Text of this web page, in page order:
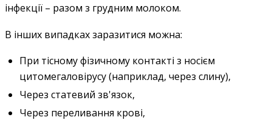
інфекції – разом з грудним молоком.
В інших випадках заразитися можна:
При тісному фізичному контакті з носієм
цитомегаловірусу (наприклад, через слину),
Через статевий зв'язок,
Через переливання крові,